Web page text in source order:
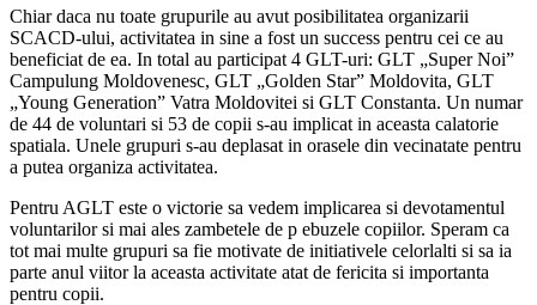
Chiar daca nu toate grupurile au avut posibilitatea organizarii
SCACD-ului, activitatea in sine a fost un success pentru cei ce au
beneficiat de ea. In total au participat 4 GLT-uri: GLT „Super Noi”
Campulung Moldovenesc, GLT „Golden Star” Moldovita, GLT
„Young Generation” Vatra Moldovitei si GLT Constanta. Un numar
de 44 de voluntari si 53 de copii s-au implicat in aceasta calatorie
spatiala. Unele grupuri s-au deplasat in orasele din vecinatate pentru
a putea organiza activitatea.
Pentru AGLT este o victorie sa vedem implicarea si devotamentul
voluntarilor si mai ales zambetele de p ebuzele copiilor. Speram ca
tot mai multe grupuri sa fie motivate de initiativele celorlalti si sa ia
parte anul viitor la aceasta activitate atat de fericita si importanta
pentru copii.